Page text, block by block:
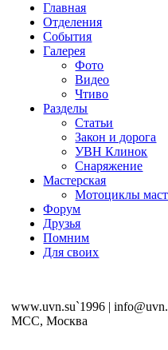
Главная
Отделения
События
Галерея
Фото
Видео
Чтиво
Разделы
Статьи
Закон и дорога
УВН Клинок
Снаряжение
Мастерская
Мотоциклы
Форум
Друзья
Помним
Для своих
www.uvn.su`1996 |
MCC, Москва